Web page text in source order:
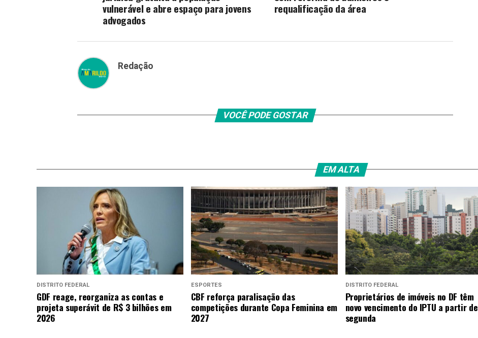
requalificação da área
vulnerável e abre espaço para jovens
advogados
Redação
VOCÊ PODE GOSTAR
EM ALTA
DISTRITO FEDERAL
GDF reage, reorganiza as contas e
projeta superávit de R$ 3 bilhões em
2026
ESPORTES
CBF reforça paralisação das
competições durante Copa Feminina em
2027
DISTRITO FEDERAL
Proprietários de imóveis no DF têm
novo vencimento do IPTU a partir de
segunda